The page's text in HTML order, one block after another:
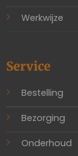
Werkwijze
Service
Bestelling
Bezorging
Onderhoud